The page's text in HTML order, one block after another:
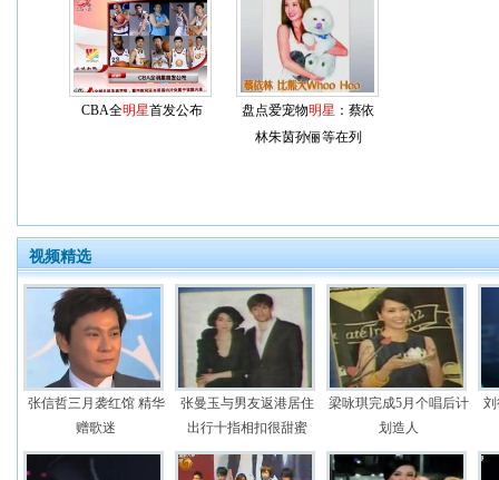
CBA全明星首发公布 盘点爱宠物明星 ：蔡依
林朱茵孙俪等在列
视频精选
张信哲三月袭红馆 精华
赠歌迷
张曼玉与男友返港居住
出行十指相扣很甜蜜
梁咏琪完成5月个唱后计
划造人